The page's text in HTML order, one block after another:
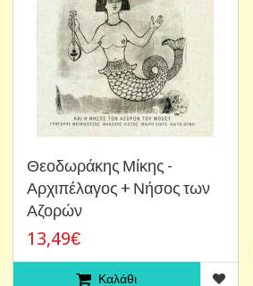
Θεοδωράκης Μίκης -
Αρχιπέλαγος + Νήσος των
Αζορών
13,49€
Καλάθι